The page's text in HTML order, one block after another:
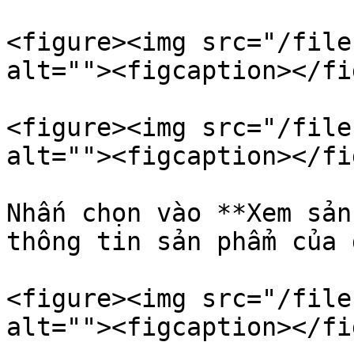
<figure><img src="/files/
alt=""><figcaption></
<figure><img src="/files/
alt=""><figcaption></
Nhấn chọn vào **Xem
thông tin sản phẩm của
<figure><img src="/files/
alt=""><figcaption></